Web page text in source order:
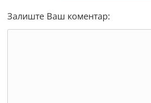
Залиште Ваш коментар: